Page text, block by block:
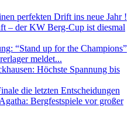
perfekten Drift ins neue Jahr !
– der KW Berg-Cup ist diesmal
“Stand up for the Champions”
meldet...
Höchste Spannung bis
die letzten Entscheidungen
Bergfestspiele vor großer